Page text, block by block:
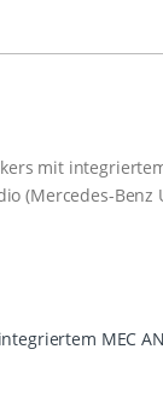
mit
(Mercedes-Benz
MEC